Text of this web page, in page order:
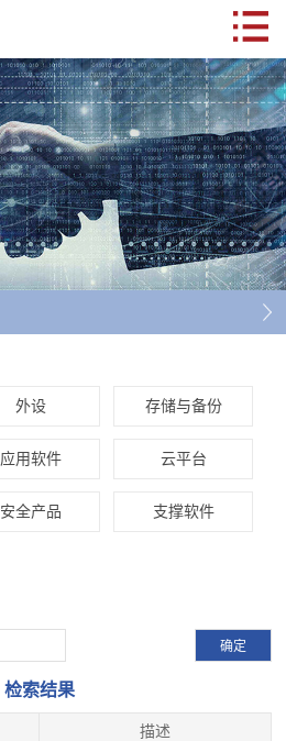
检索结果
描述
外设 存储与备份
应用软件 云平台
安全产品 支撑软件